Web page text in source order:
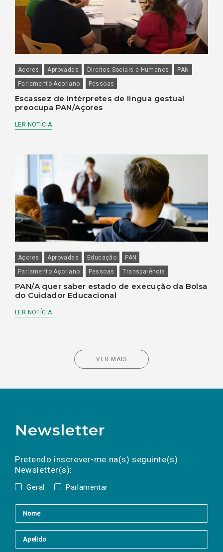
Açores Aprovadas Direitos Sociais e Humanos
PAN
Parlamento Açoriano
Pessoas
Escassez de intérpretes de língua gestual
preocupa PAN/Açores
LER NOTÍCIA
Açores Aprovadas Educação
PAN
Parlamento Açoriano
Pessoas Transparência
PAN/A quer saber estado de execução da Bolsa
do Cuidador Educacional
LER NOTÍCIA
VER MAIS
Newsletter
Pretendo inscrever-me na(s) seguinte(s)
Newsletter(s):
Geral Parlamentar
a(s) newsletter(s).
mail